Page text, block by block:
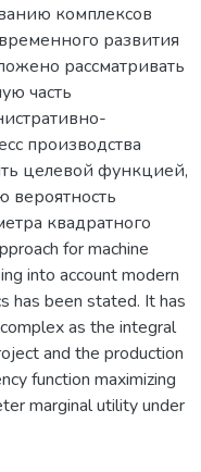
комплексов
развития
рассматривать
часть
производства
целевой функцией,
квадратного
for machine
into account modern
has been stated. It has
as the integral
and the production
function maximizing
marginal utility under